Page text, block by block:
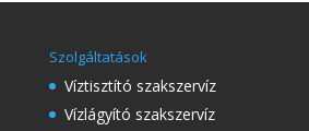
Szolgáltatások
Víztisztító szakszervíz
Vízlágyító szakszervíz